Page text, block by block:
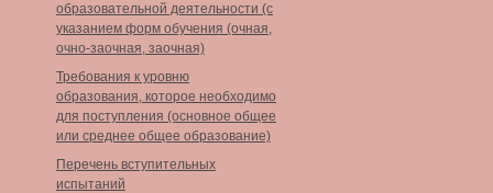
образовательной деятельности (с
указанием форм обучения (очная,
очно-заочная, заочная)
Требования к уровню
образования, которое необходимо
для поступления (основное общее
или среднее общее образование)
Перечень вступительных
испытаний